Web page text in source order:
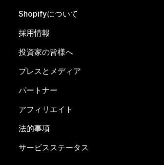
Shopifyについて
採用情報
投資家の皆様へ
プレスとメディア
パートナー
アフィリエイト
法的事項
サービスステータス